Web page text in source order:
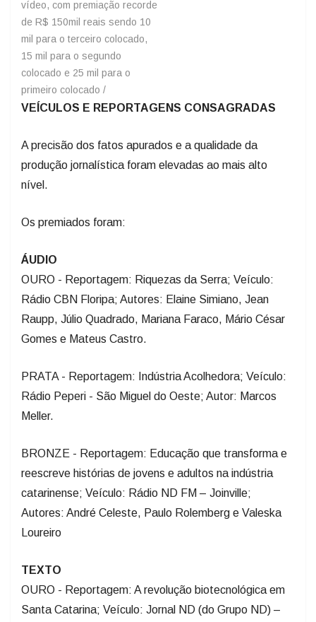
vídeo, com premiação recorde
de R$ 150mil reais sendo 10
mil para o terceiro colocado,
15 mil para o segundo
colocado e 25 mil para o
primeiro colocado / ​
VEÍCULOS E REPORTAGENS CONSAGRADAS
A precisão dos fatos apurados e a qualidade da
produção jornalística foram elevadas ao mais alto
nível.
Os premiados foram:
ÁUDIO
OURO - Reportagem: Riquezas da Serra; Veículo:
Rádio CBN Floripa; Autores: Elaine Simiano, Jean
Raupp, Júlio Quadrado, Mariana Faraco, Mário César
Gomes e Mateus Castro.
PRATA - Reportagem: Indústria Acolhedora; Veículo:
Rádio Peperi - São Miguel do Oeste; Autor: Marcos
Meller.
BRONZE - Reportagem: Educação que transforma e
reescreve histórias de jovens e adultos na indústria
catarinense; Veículo: Rádio ND FM – Joinville;
Autores: André Celeste, Paulo Rolemberg e Valeska
Loureiro
TEXTO
OURO - Reportagem: A revolução biotecnológica em
Santa Catarina; Veículo: Jornal ND (do Grupo ND) –